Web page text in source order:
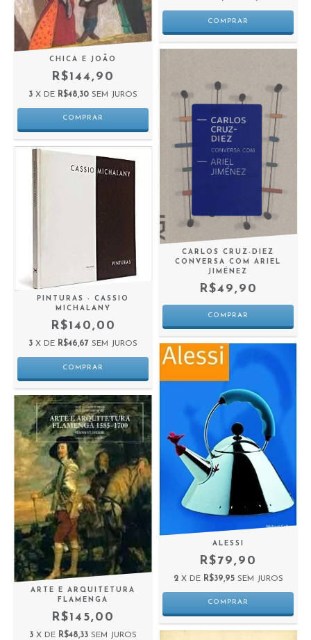
CHICA E JOÃO
R$144,90
3 X DE R$48,30 SEM JUROS
PINTURAS - CASSIO
MICHALANY
R$140,00
3 X DE R$46,67 SEM JUROS
CARLOS CRUZ-DIEZ
CONVERSA COM ARIEL
JIMÉNEZ
R$49,90
ARTE E ARQUITETURA
FLAMENGA
R$145,00
3 X DE R$48,33 SEM JUROS
ALESSI
R$79,90
2 X DE R$39,95 SEM JUROS